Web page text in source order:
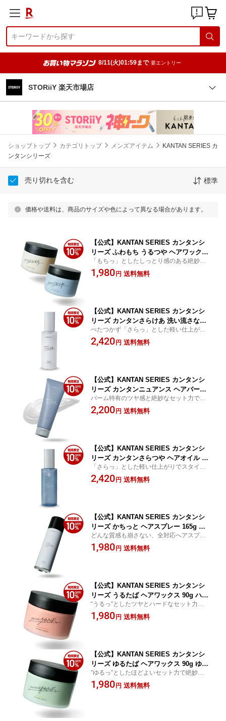
8/11(火)01:59まで 要エントリー
STORiiY 楽天市場店
ショップトップ カテゴリトップ メンズアイテム
KANTAN SERIES カ
ンタンシリーズ
売り切れを含む 標準
価格や送料は、商品のサイズや色によって異なる場合があります。
【公式】KANTAN SERIES カンタンシ
リーズ ふわもち うるつや ヘアワックス
90g マットタイプ マッシュ ナチュラル
ヘア みかみプロデュース べたつかない
「もちっ」としたしっとり感のある絶妙な
ツヤで“ふわもち”な髪を演出｜セクシーな色
気が出せる「ツヤ感」と絶妙なセット力
1,980円 送料無料
【公式】KANTAN SERIES カンタンシ
リーズ カンタンさらけあ 洗い流さない
トリートメント 95ml ホワイトリリーの
香り プレゼント ギフト ヘアミルク べ
べたつかず「さらっ」とした軽い仕上がり
｜髪の内部まで浸透し毎日ケアできる洗い
流さないトリートメント
2,420円 送料無料
【公式】KANTAN SERIES カンタンシ
リーズ カンタンニュアンス ヘアバーム
90g 大容量 センターパート どんなヘア
スタイルにも使用可能 毛流れ感 ナチュ
バーム特有のツヤ感と絶妙なセット力で簡
単に“ニュアンス”のある動きを演出
2,200円 送料無料
【公式】KANTAN SERIES カンタンシ
リーズ カンタンさらつや ヘアオイル 95
ml スタイリングオイル メンズ ホワイト
リリーの香り マッシュ ナチュラルヘア
「さらっ」とした軽い仕上がりでスタイリ
ングしやすい“さらつや”な髪を演出
2,420円 送料無料
【公式】KANTAN SERIES カンタンシ
リーズ かちっと ヘアスプレー 165g メ
ンズ レディース キープ ハード 1日中キ
ープ ホワイトリリーの香り プレゼント
どんな質感も崩さない、全対応へアスプレ
ー
1,980円 送料無料
【公式】KANTAN SERIES カンタンシ
リーズ うるたば ヘアワックス 90g ハー
ド 無造作 youtuber みかみプロデュース
スタイリングワックス プレゼント ギフ
“うるっ”としたツヤとハードなセット力でラ
ンダムな“うるたば”な髪を演出
1,980円 送料無料
【公式】KANTAN SERIES カンタンシ
リーズ ゆるたば ヘアワックス 90g ゆる
い束感 抜け感 youtuber みかみプロデュ
ース スタイリングワックス プレゼント
”ゆるっ”としたほどよいセット力で絶妙
な“ゆるたば”な髪を演出
1,980円 送料無料